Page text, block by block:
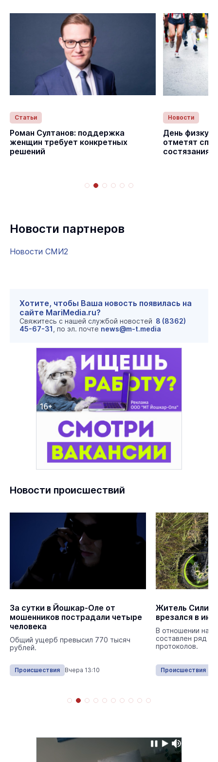
Статьи
Роман Султанов: поддержка
женщин требует конкретных
решений
Новости
День
отметят
Новости партнеров
Новости СМИ2
Хотите, чтобы Ваша новость появилась на
сайте MariMedia.ru?
Свяжитесь с нашей службой новостей 8 (8362)
45-67-31 , по эл. почте news@m-t.media
Новости происшествий
За сутки в Йошкар-Оле от
мошенников пострадали четыре
человека
Общий ущерб превысил 770 тысяч
рублей.
Происшествия Вчера 13:10
Житель
врезался в
В отношении
составлен ряд
протоколов.
Происшествия